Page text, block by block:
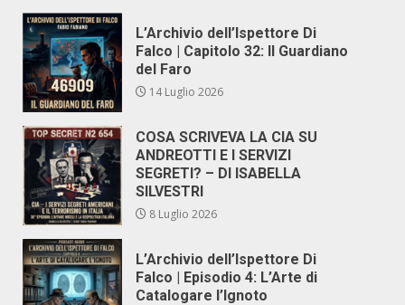
L’Archivio dell’Ispettore Di
Falco | Capitolo 32: Il Guardiano
del Faro
14 Luglio 2026
COSA SCRIVEVA LA CIA SU
ANDREOTTI E I SERVIZI
SEGRETI? – DI ISABELLA
SILVESTRI
8 Luglio 2026
L’Archivio dell’Ispettore Di
Falco | Episodio 4: L’Arte di
Catalogare l’Ignoto